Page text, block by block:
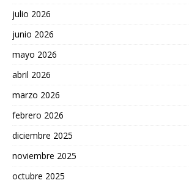
julio 2026
junio 2026
mayo 2026
abril 2026
marzo 2026
febrero 2026
diciembre 2025
noviembre 2025
octubre 2025